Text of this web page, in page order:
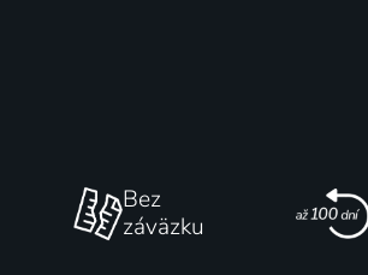
Bez
záväzku